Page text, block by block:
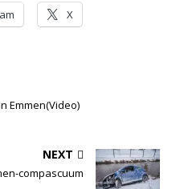
X
Emmen(Video)
NEXT
compascuum